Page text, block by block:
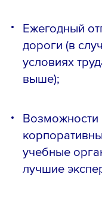
Ежегодный
дороги (в
условиях
выше);
Возможности
учебные
лучшие